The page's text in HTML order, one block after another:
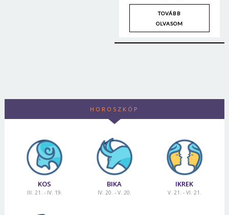
TOVÁBB
OLVASOM
HOROSZKÓP
KOS
III. 21. - IV. 19.
BIKA
IV. 20. - V. 20.
IKREK
V. 21. - VI. 21.
Borsonline bejelentkezés
E-mail cím vagy felhasználónév